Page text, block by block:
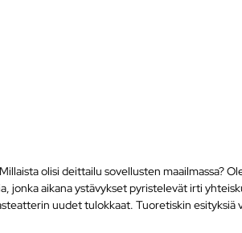
olisi deittailu sovellusten maailmassa?
jonka aikana ystävykset pyristelevät irti
uudet tulokkaat. Tuoretiskin esityksiä